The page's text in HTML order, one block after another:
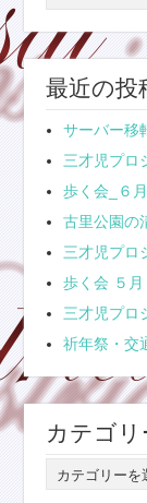
最近の投
サーバー移
三才児プロ
歩く会_６月
古里公園の
三才児プロ
歩く会 ５月
三才児プロ
祈年祭・交
カテゴリ
カ
テ